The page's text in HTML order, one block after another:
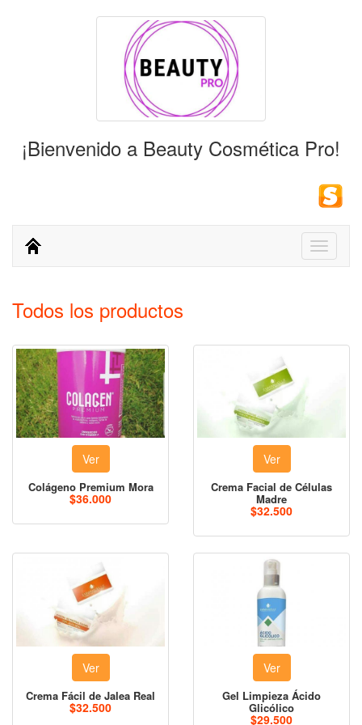
¡Bienvenido a Beauty Cosmética Pro!
Toggle
Todos los productos
Ver
Colágeno Premium Mora
$36.000
Ver
Crema Facial de Células
Madre
$32.500
Ver
Crema Fácil de Jalea Real
$32.500
Ver
Gel Limpieza Ácido
Glicólico
$29.500